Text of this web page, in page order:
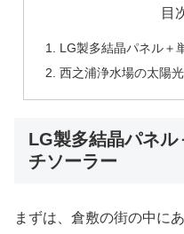
目
LG製多結晶パネル＋
西之浦浄水場の太陽
LG製多結晶パネ
チソーラー
まずは、倉敷の街の中に